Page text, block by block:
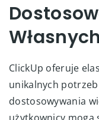
ClickUp oferuje
unikalnych
dostosowywania